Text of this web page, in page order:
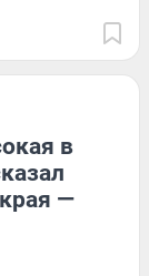
в
—